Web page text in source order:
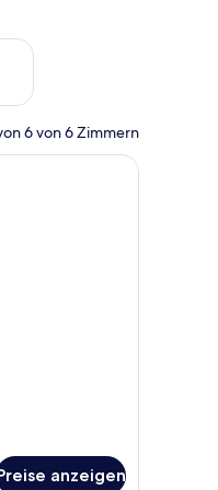
Wochenende, Aug.
6 von 6 Zimmern
großen Fenster mit Blick
Wohnzimmer mit einer
anzeigen